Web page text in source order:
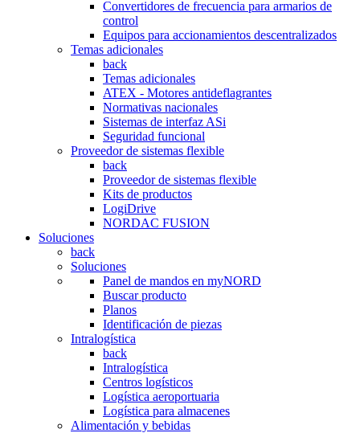
Convertidores de frecuencia para armarios de
control
Equipos para accionamientos descentralizados
Temas adicionales
back
Temas adicionales
ATEX - Motores antideflagrantes
Normativas nacionales
Sistemas de interfaz ASi
Seguridad funcional
Proveedor de sistemas flexible
back
Proveedor de sistemas flexible
Kits de productos
LogiDrive
NORDAC FUSION
Soluciones
back
Soluciones
Panel de mandos en myNORD
Buscar producto
Planos
Identificación de piezas
Intralogística
back
Intralogística
Centros logísticos
Logística aeroportuaria
Logística para almacenes
Alimentación y bebidas